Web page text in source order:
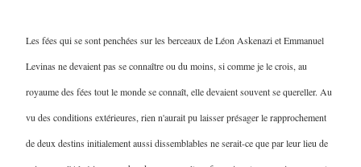
Les fées qui se sont penchées sur les berceaux de Léon Askenazi et Emmanuel
Levinas ne devaient pas se connaître ou du moins, si comme je le crois, au
royaume des fées tout le monde se connaît, elle devaient souvent se quereller. Au
vu des conditions extérieures, rien n'aurait pu laisser présager le rapprochement
de deux destins initialement aussi dissemblables ne serait-ce que par leur lieu de